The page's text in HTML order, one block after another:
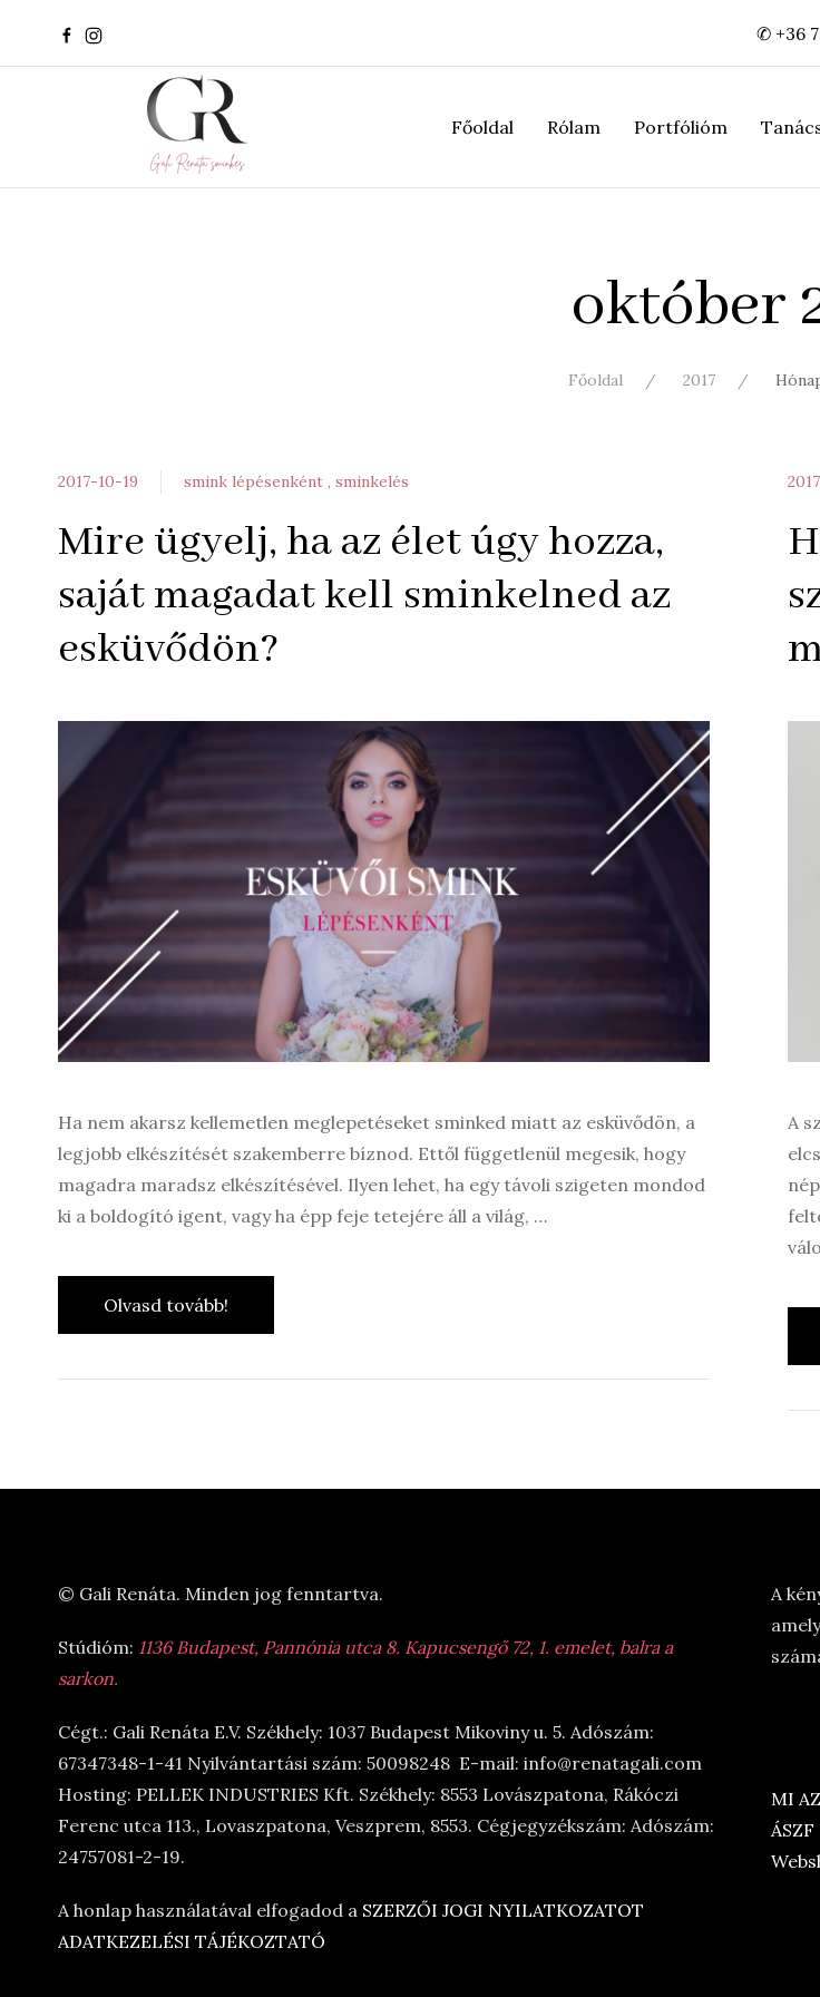
✆ +36
Főoldal Rólam Portfólióm
október
Főoldal 2017
2017-10-19 smink lépésenként sminkelés
Mire ügyelj, ha az élet úgy hozza,
saját magadat kell sminkelned az
esküvődön?
Ha nem akarsz kellemetlen meglepetéseket sminked miatt az esküvődön, a
legjobb elkészítését szakemberre bíznod. Ettől függetlenül megesik, hogy
magadra maradsz elkészítésével. Ilyen lehet, ha egy távoli szigeten mondod
ki a boldogító igent, vagy ha épp feje tetejére áll a világ, …
Olvasd tovább!
A
© Gali Renáta. Minden jog fenntartva.
Stúdióm: 1136 Budapest, Pannónia utca 8. Kapucsengő 72, 1. emelet, balra a
sarkon.
Cégt.: Gali Renáta E.V. Székhely: 1037 Budapest Mikoviny u. 5. Adószám:
67347348-1-41 Nyilvántartási szám: 50098248 E-mail: info@renatagali.com
Hosting: PELLEK INDUSTRIES Kft. Székhely: 8553 Lovászpatona, Rákóczi
Ferenc utca 113., Lovaszpatona, Veszprem, 8553. Cégjegyzékszám: Adószám:
24757081-2-19.
A honlap használatával elfogadod a SZERZŐI JOGI NYILATKOZATOT
ADATKEZELÉSI TÁJÉKOZTATÓ
A
MI
ÁSZF